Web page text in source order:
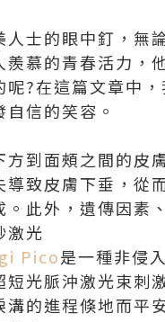
人士的眼中釘，無
羨慕的青春活力，
呢?在這篇文章中
自信的笑容。
方到面頰之間的皮
導致皮膚下垂，從
。此外，遺傳因素
激光
Pico是一種非侵
短光脈沖激光束刺
溝的進程倏地而平